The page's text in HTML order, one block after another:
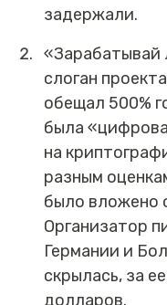
задержали.
«Зарабатывай
слоган
обещал 500%
была
на
разным
было вложено
Организатор
Германии и
скрылась, за
долларов.